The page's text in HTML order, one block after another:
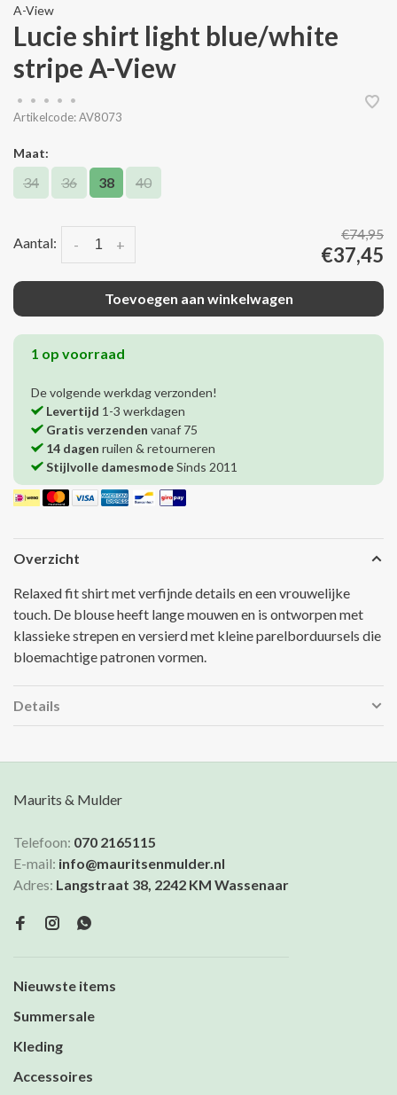
A-View
Lucie shirt light blue/white
stripe A-View
• • • •
•
Artikelcode:AV8073
Maat:
34 36 38 40
Aantal: +
-
€74,95
€37,45
Toevoegen aan winkelwagen
1 op voorraad
De volgende werkdag verzonden!
Levertijd 1-3 werkdagen
Gratis verzenden vanaf 75
14 dagen ruilen & retourneren
Stijlvolle damesmodeSinds 2011
Overzicht
Relaxed fit shirt met verfijnde details en een vrouwelijke
touch. De blouse heeft lange mouwen en is ontworpen met
klassieke strepen en versierd met kleine parelborduursels die
bloemachtige patronen vormen.
Details
Maurits & Mulder
Telefoon: 070 2165115
E-mail: info@mauritsenmulder.nl
Adres: Langstraat 38, 2242 KM Wassenaar
Nieuwste items
Summersale
Kleding
Accessoires